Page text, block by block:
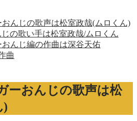
おんじの歌声は松室政哉(ムロくん)
の歌い手は松室政哉/ムロくん
おんじ編の作曲は深谷天佑
曲
ーおんじの歌声は松
)